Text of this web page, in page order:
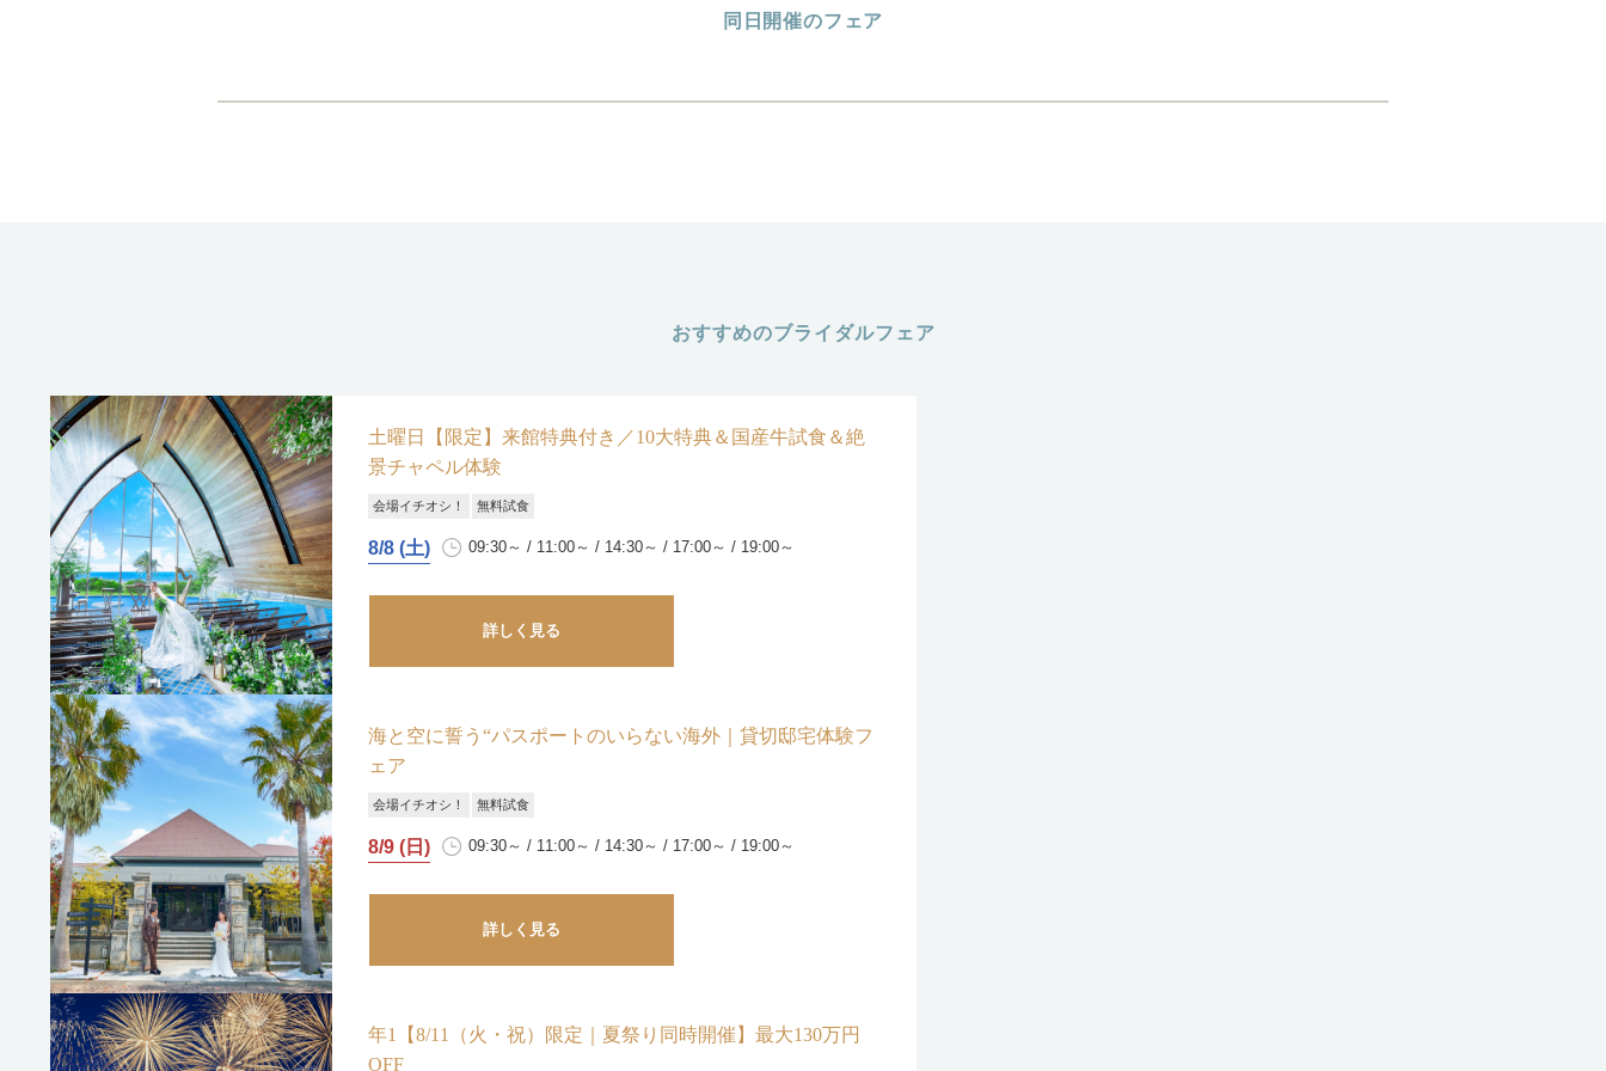
同日開催のフェア
おすすめのブライダルフェア
土曜日【限定】来館特典付き／10大特典＆国産牛試食＆絶
景チャペル体験
会場イチオシ！ 無料試食
8/8 (土) 09:30～ / 11:00～ / 14:30～ / 17:00～ / 19:00～
詳しく見る
海と空に誓う“パスポートのいらない海外｜貸切邸宅体験フ
ェア
会場イチオシ！ 無料試食
8/9 (日) 09:30～ / 11:00～ / 14:30～ / 17:00～ / 19:00～
詳しく見る
年1【8/11（火・祝）限定｜夏祭り同時開催】最大130万円
OFF